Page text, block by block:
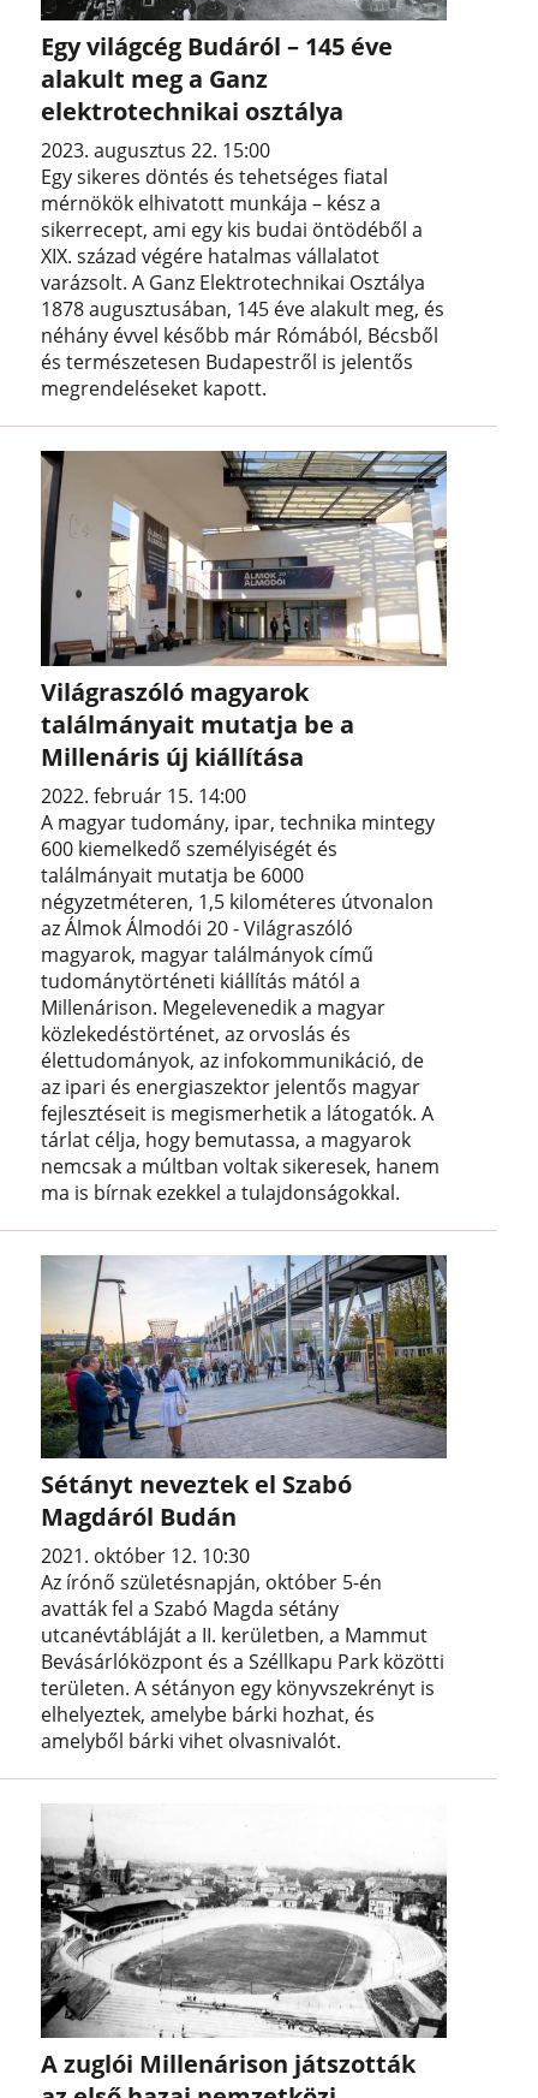
Egy világcég Budáról – 145 éve
alakult meg a Ganz
elektrotechnikai osztálya
2023. augusztus 22. 15:00
Egy sikeres döntés és tehetséges fiatal
mérnökök elhivatott munkája – kész a
sikerrecept, ami egy kis budai öntödéből a
XIX. század végére hatalmas vállalatot
varázsolt. A Ganz Elektrotechnikai Osztálya
1878 augusztusában, 145 éve alakult meg, és
néhány évvel később már Rómából, Bécsből
és természetesen Budapestről is jelentős
megrendeléseket kapott.
Világraszóló magyarok
találmányait mutatja be a
Millenáris új kiállítása
2022. február 15. 14:00
A magyar tudomány, ipar, technika mintegy
600 kiemelkedő személyiségét és
találmányait mutatja be 6000
négyzetméteren, 1,5 kilométeres útvonalon
az Álmok Álmodói 20 - Világraszóló
magyarok, magyar találmányok című
tudománytörténeti kiállítás mától a
Millenárison. Megelevenedik a magyar
közlekedéstörténet, az orvoslás és
élettudományok, az infokommunikáció, de
az ipari és energiaszektor jelentős magyar
fejlesztéseit is megismerhetik a látogatók. A
tárlat célja, hogy bemutassa, a magyarok
nemcsak a múltban voltak sikeresek, hanem
ma is bírnak ezekkel a tulajdonságokkal.
Sétányt neveztek el Szabó
Magdáról Budán
2021. október 12. 10:30
Az írónő születésnapján, október 5-én
avatták fel a Szabó Magda sétány
utcanévtábláját a II. kerületben, a Mammut
Bevásárlóközpont és a Széllkapu Park közötti
területen. A sétányon egy könyvszekrényt is
elhelyeztek, amelybe bárki hozhat, és
amelyből bárki vihet olvasnivalót.
A zuglói Millenárison játszották